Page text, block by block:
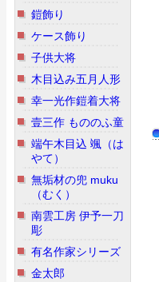
鎧飾り
ケース飾り
子供大将
木目込み五月人形
幸一光作鎧着大将
壹三作 もののふ童
端午木目込 颯（は
やて）
無垢材の兜 muku
（むく）
南雲工房 伊予一刀
彫
有名作家シリーズ
金太郎